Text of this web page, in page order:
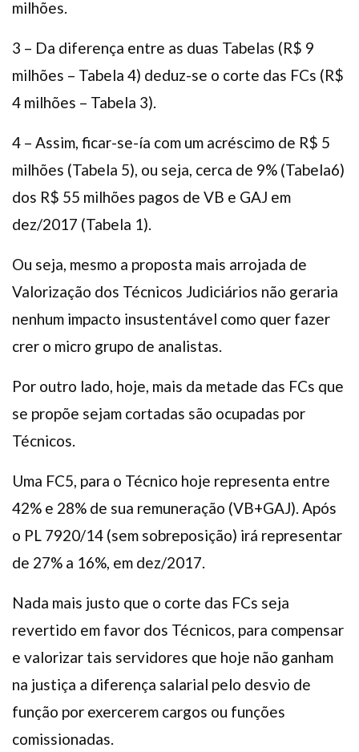
milhões.
3 – Da diferença entre as duas Tabelas (R$ 9
milhões – Tabela 4) deduz-se o corte das FCs (R$
4 milhões – Tabela 3).
4 – Assim, ficar-se-ía com um acréscimo de R$ 5
milhões (Tabela 5), ou seja, cerca de 9% (Tabela6)
dos R$ 55 milhões pagos de VB e GAJ em
dez/2017 (Tabela 1).
Ou seja, mesmo a proposta mais arrojada de
Valorização dos Técnicos Judiciários não geraria
nenhum impacto insustentável como quer fazer
crer o micro grupo de analistas.
Por outro lado, hoje, mais da metade das FCs que
se propõe sejam cortadas são ocupadas por
Técnicos.
Uma FC5, para o Técnico hoje representa entre
42% e 28% de sua remuneração (VB+GAJ). Após
o PL 7920/14 (sem sobreposição) irá representar
de 27% a 16%, em dez/2017.
Nada mais justo que o corte das FCs seja
revertido em favor dos Técnicos, para compensar
e valorizar tais servidores que hoje não ganham
na justiça a diferença salarial pelo desvio de
função por exercerem cargos ou funções
comissionadas.